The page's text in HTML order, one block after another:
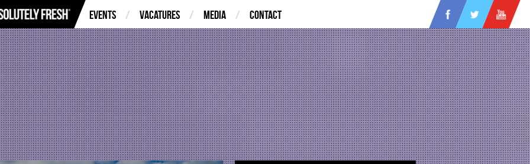
Events Vacatures Media Contact